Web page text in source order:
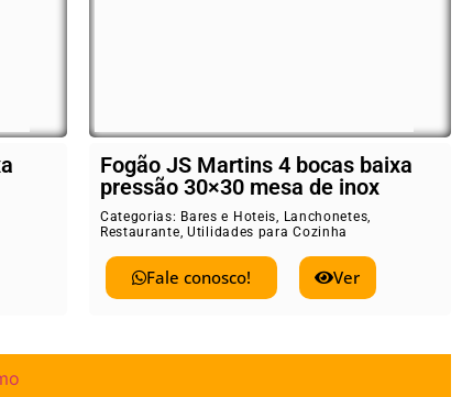
Fogão JS Martins 4 bocas baixa
pressão 30×30 mesa de inox
Categorias: Bares e Hoteis, Lanchonetes,
Restaurante, Utilidades para Cozinha
Fale conosco! Ver